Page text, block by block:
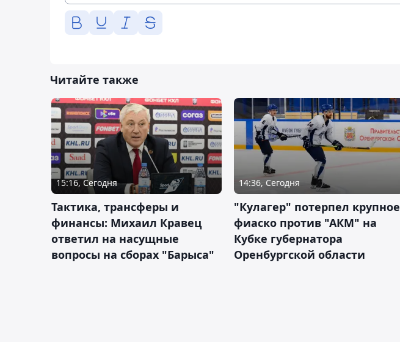
Читайте также
15:16, Сегодня
Тактика, трансферы и
финансы: Михаил Кравец
ответил на насущные
вопросы на сборах "Барыса"
14:36, Сегодня
"Кулагер" потерпел крупное
фиаско против "АКМ" на
Кубке губернатора
Оренбургской области